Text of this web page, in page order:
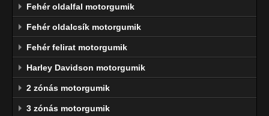
Fehér oldalfal motorgumik
Fehér oldalcsík motorgumik
Fehér felirat motorgumik
Harley Davidson motorgumik
2 zónás motorgumik
3 zónás motorgumik